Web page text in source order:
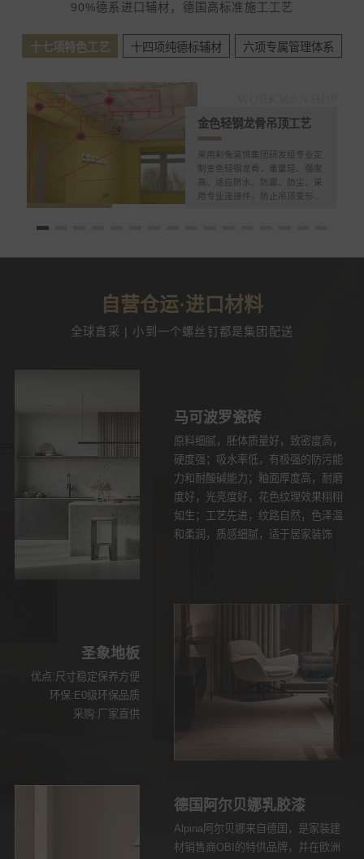
90%德系进口辅材，德国高标准施工工艺
十七项特色工艺 十四项纯德标辅材 六项专属管理体系
金色轻钢龙骨吊顶工艺
采用彩兔装饰集团研发组专业定
制金色轻钢龙骨，重量轻、强度
高、适应防水、防震、防尘、采
用专业连接件，防止吊顶变形、
自营仓运·进口材料
全球直采 | 小到一个螺丝钉都是集团配送
马可波罗瓷砖
原料细腻，胚体质量好，致密度高，
硬度强；吸水率低，有极强的防污能
力和耐酸碱能力；釉面厚度高，耐磨
度好，光亮度好，花色纹理效果栩栩
如生；工艺先进，纹路自然，色泽温
和柔润，质感细腻，适于居家装饰
圣象地板
优点:尺寸稳定保养方便
环保:E0级环保品质
采购:厂家直供
德国阿尔贝娜乳胶漆
Alpina阿尔贝娜来自德国，是家装建
材销售商OBI的特供品牌，并在欧洲